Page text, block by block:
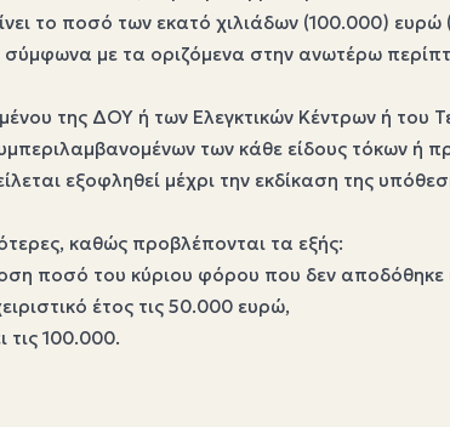
το ποσό των εκατό χιλιάδων (100.000)
με τα οριζόμενα στην ανωτέρω
της ΔΟΥ ή των Ελεγκτικών Κέντρων ή του
των κάθε είδους τόκων ή
εξοφληθεί μέχρι την εκδίκαση της
καθώς προβλέπονται τα εξής:
ποσό του κύριου φόρου που δεν
έτος τις 50.000 ευρώ,
100.000.